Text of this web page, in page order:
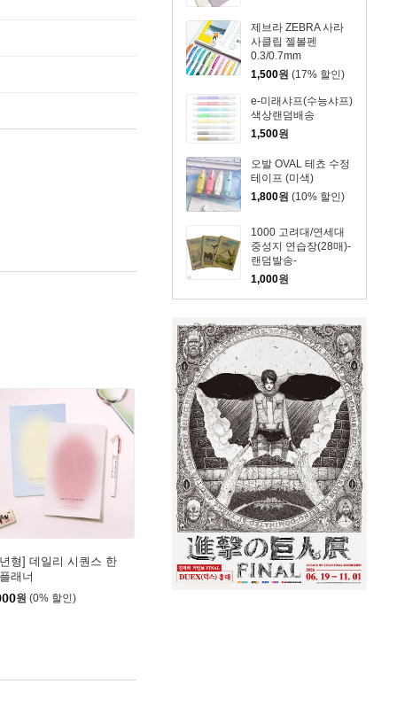
제브라 ZEBRA 사라
사클립 젤볼펜
0.3/0.7mm
1,500원 (17% 할인)
e-미래샤프(수능샤프)
색상랜덤배송
1,500원
오발 OVAL 테쵸 수정
테이프 (미색)
1,800원 (10% 할인)
1000 고려대/연세대
중성지 연습장(28매)-
랜덤발송-
1,000원
형] 데일리 시퀀스 한
래너
원 (0% 할인)